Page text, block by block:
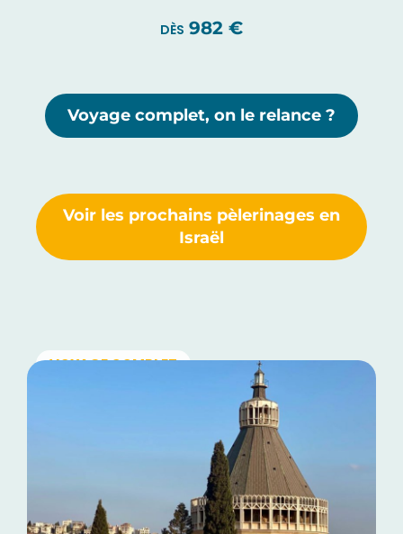
VOYAGE COMPLET
DÈS 982 €
Voyage complet, on le relance ?
Voir les prochains pèlerinages en
Israël